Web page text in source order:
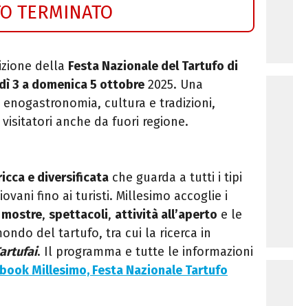
TERMINATO
della Festa Nazionale del Tartufo di
3 a domenica 5 ottobre 2025. Una
cultura e tradizioni,
anche da fuori regione.
e diversificata che guarda a tutti i tipi
fino ai turisti. Millesimo accoglie i
mostre, spettacoli, attività all’aperto e le
del tartufo, tra cui la ricerca in
. Il programma e tutte le informazioni
Millesimo, Festa Nazionale Tartufo